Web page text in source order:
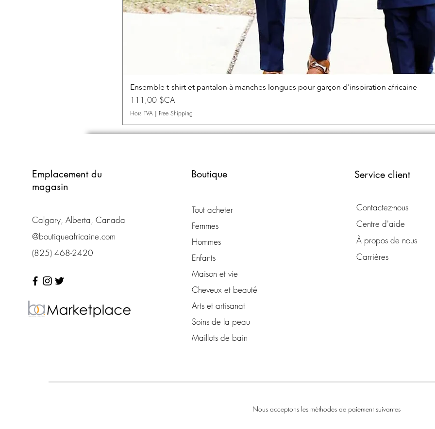
Aperçu rapide
Ensemble t-shirt et pantalon à manches longues pour garçon d'inspiration africaine
Prix
111,00 $CA
Hors TVA | Free Shipping
Emplacement du
magasin
Calgary, Alberta, Canada
@boutiqueafricaine.com
(825) 468-2420
Boutique
Tout acheter
Femmes
Hommes
Enfants
Maison et vie
Cheveux et beauté
Arts et artisanat
Soins de la peau
Maillots de bain
Service client
Contactez-nous
Centre d'aide
À propos de nous
Carrières
Nous acceptons les méthodes de paiement suivantes